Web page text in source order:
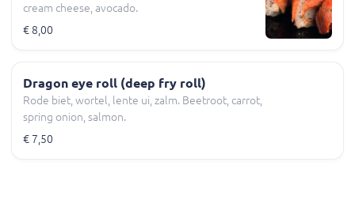
cream cheese, avocado.
€ 8,00
Dragon eye roll (deep fry roll)
Rode biet, wortel, lente ui, zalm. Beetroot, carrot,
spring onion, salmon.
€ 7,50